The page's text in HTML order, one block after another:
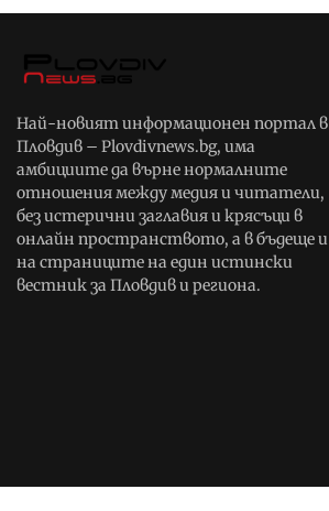
Най-новият информационен портал в
Пловдив – Plovdivnews.bg, има
амбициите да върне нормалните
отношения между медия и читатели,
без истерични заглавия и крясъци в
онлайн пространството, а в бъдеще и
на страниците на един истински
вестник за Пловдив и региона.